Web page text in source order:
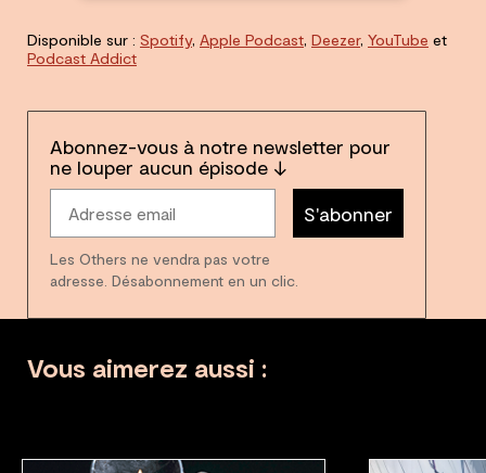
Disponible sur : Spotify, Apple Podcast, Deezer, YouTube et
Podcast Addict
Abonnez-vous à notre newsletter pour
ne louper aucun épisode ↓
S'abonner
Les Others ne vendra pas votre
adresse. Désabonnement en un clic.
Vous aimerez aussi :